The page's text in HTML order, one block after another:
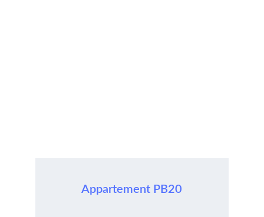
Appartement PB20